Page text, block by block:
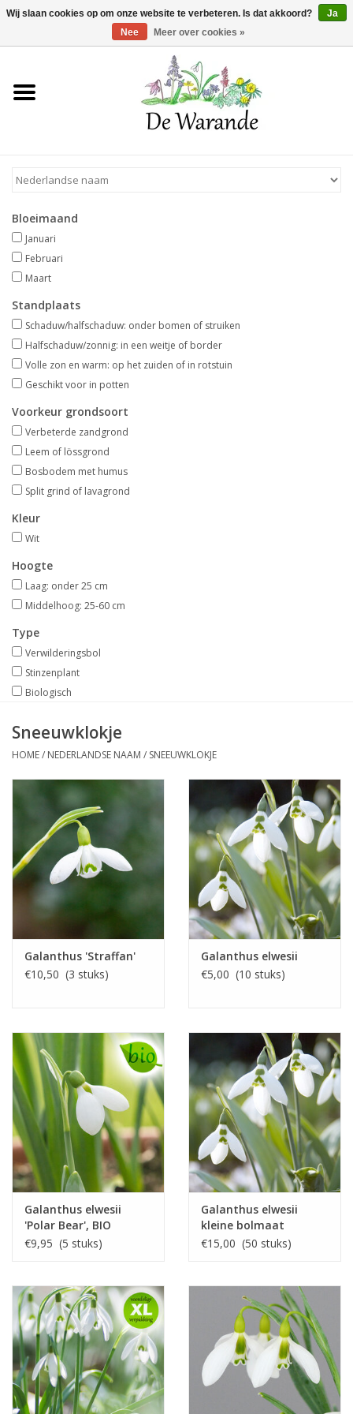
Winkelwagen >0 Artikelen - €0,00
Home
Voorjaarsbloeiers
Zomerbloeiers
Herfstbloeiers
Schaduwplanten
Aanbiedingen
Bodemverbetering
Overige producten
Advies
Onze tuinen!
Sterke Bollen Dagen
Nieuws
Bloeimaand
Januari
Februari
Maart
Standplaats
Schaduw/halfschaduw: onder bomen of struiken
Halfschaduw/zonnig: in een weitje of border
Volle zon en warm: op het zuiden of in rotstuin
Geschikt voor in potten
Voorkeur grondsoort
Verbeterde zandgrond
Leem of lössgrond
Bosbodem met humus
Split grind of lavagrond
Kleur
Wit
Hoogte
Laag: onder 25 cm
Middelhoog: 25-60 cm
Type
Verwilderingsbol
Stinzenplant
Biologisch
Sneeuwklokje
HOME/ NEDERLANDSE NAAM / SNEEUWKLOKJE
Galanthus 'Straffan'
€10,50 (3 stuks)
Galanthus elwesii
€5,00 (10 stuks)
Galanthus elwesii
'Polar Bear', BIO
€9,95 (5 stuks)
Galanthus elwesii
kleine bolmaat
€15,00 (50 stuks)
Wij slaan cookies op om onze website te verbeteren. Is dat akkoord?
Ja
Nee
Meer over cookies »